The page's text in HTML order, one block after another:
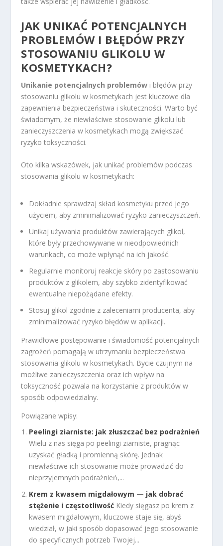
JAK UNIKAĆ POTENCJALNYCH
PROBLEMÓW I BŁĘDÓW PRZY
STOSOWANIU GLIKOLU W
KOSMETYKACH?
Unikanie potencjalnych problemów i błędów przy
stosowaniu glikolu w kosmetykach jest kluczowe dla
zapewnienia bezpieczeństwa i skuteczności. Warto być
świadomym, że niewłaściwe stosowanie glikolu lub
zanieczyszczenia w kosmetykach mogą zwiększać
ryzyko toksyczności.
Oto kilka wskazówek, jak unikać problemów podczas
stosowania glikolu w kosmetykach:
Dokładnie sprawdzaj skład kosmetyku przed jego
użyciem, aby zminimalizować ryzyko zanieczyszczeń.
Unikaj używania produktów zawierających glikol,
które były przechowywane w nieodpowiednich
warunkach, co może wpłynąć na ich jakość.
Regularnie monitoruj reakcje skóry po zastosowaniu
produktów z glikolem, aby szybko zidentyfikować
ewentualne niepożądane efekty.
Stosuj glikol zgodnie z zaleceniami producenta, aby
zminimalizować ryzyko błędów w aplikacji.
Prawidłowe postępowanie i świadomość potencjalnych
zagrożeń pomagają w utrzymaniu bezpieczeństwa
stosowania glikolu w kosmetykach. Bycie czujnym na
możliwe zanieczyszczenia oraz ich wpływ na
toksyczność pozwala na korzystanie z produktów w
sposób odpowiedzialny.
Powiązane wpisy:
Peelingi ziarniste: jak złuszczać bez podrażnień
Wielu z nas sięga po peelingi ziarniste, pragnąc
uzyskać gładką i promienną skórę. Jednak
niewłaściwe ich stosowanie może prowadzić do
nieprzyjemnych podrażnień,...
Krem z kwasem migdałowym — jak dobrać
stężenie i częstotliwość Kiedy sięgasz po krem z
kwasem migdałowym, kluczowe staje się, abyś
wiedział, w jaki sposób dopasować jego stosowanie
do specyficznych potrzeb Twojej...